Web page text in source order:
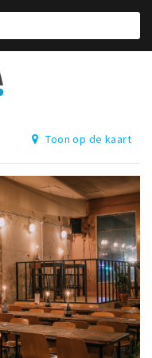
Toon op de kaart